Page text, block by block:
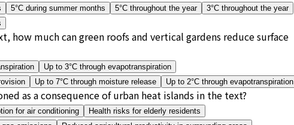
5°C during summer months 5°C throughout the year
3°C throughout the year
how much can green roofs and vertical gardens reduce surface
Up to 3°C through evapotranspiration
Up to 7°C through moisture release Up to 2°C through evapotranspiration
as a consequence of urban heat islands in the text?
for air conditioning
Health risks for elderly residents